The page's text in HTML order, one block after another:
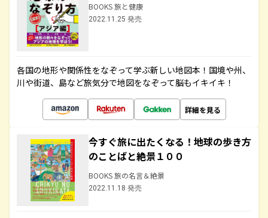
BOOKS 旅と健康
2022.11.25 発売
各国の地形や関係性をなぞって学ぶ新しい地図本！国境や州、
川や街道、島など旅気分で地図をなぞって脳もイキイキ！
詳細を見る
今すぐ旅に出たくなる！地球の歩き方
のことばと絶景１００
BOOKS 旅の名言＆絶景
2022.11.18 発売